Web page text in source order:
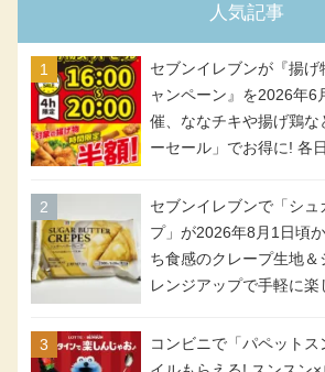
人気記事
セブンイレブンが『揚
ャンペーン』を2026年6
催、ななチキや揚げ鶏
ーセール」でお得に! 各
アメリカンドッグが税抜
セブンイレブンで「シュ
プ」が2026年8月1日頃
ち食感のクレープ生地
レンジアップで手軽に
コンビニで「パペット